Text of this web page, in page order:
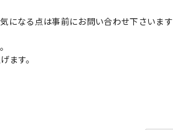
になる点は事前にお問い合わせ下さいます
ます。